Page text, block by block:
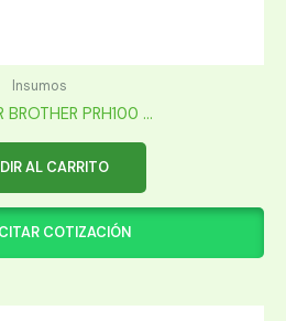
Insumos
BROTHER PRH100 ...
AL CARRITO
COTIZACIÓN